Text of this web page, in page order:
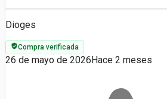
Dioges
Compra verificada
26 de mayo de 2026Hace 2 meses